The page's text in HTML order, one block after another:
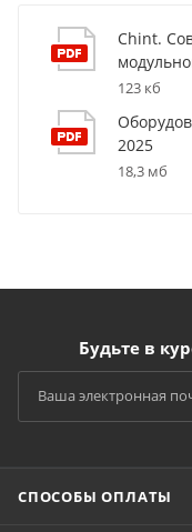
Chint.
123 кб
2025
18,3 мб
Будьте в
СПОСОБЫ ОПЛАТЫ